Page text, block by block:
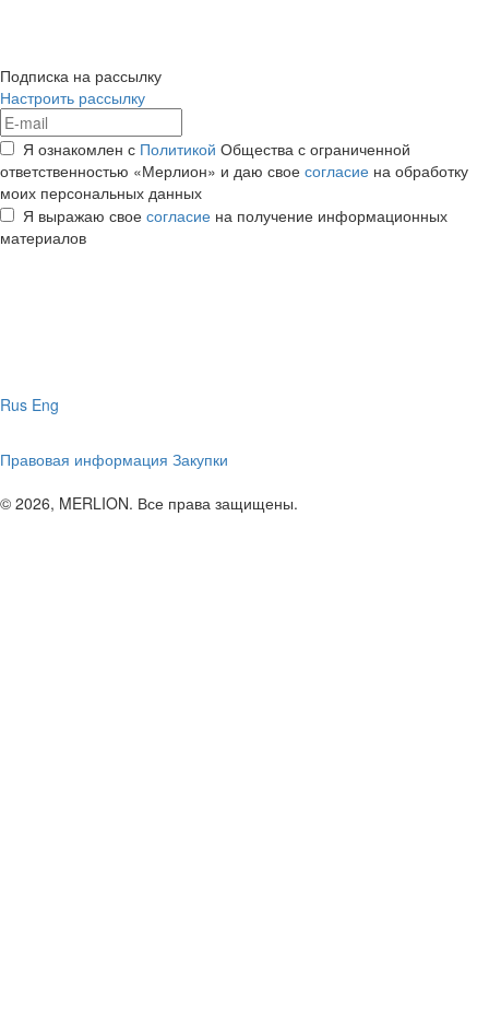
Подписка на рассылку
Настроить рассылку
Я ознакомлен с Политикой Общества с ограниченной
ответственностью «Мерлион» и даю свое согласие на обработку
моих персональных данных
Я выражаю свое согласие на получение информационных
материалов
Rus Eng
Правовая информация Закупки
© 2026, MERLION. Все права защищены.